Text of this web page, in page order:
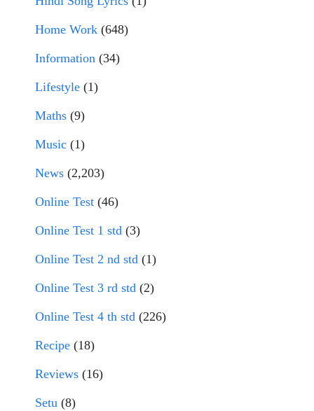
Home Work (648)
Information (34)
Lifestyle (1)
Maths (9)
Music (1)
News (2,203)
Online Test (46)
Online Test 1 std (3)
Online Test 2 nd std (1)
Online Test 3 rd std (2)
Online Test 4 th std (226)
Recipe (18)
Reviews (16)
Setu (8)